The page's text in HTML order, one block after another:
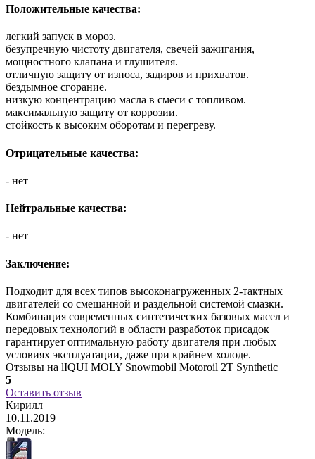
Положительные качества:
легкий запуск в мороз.
безупречную чистоту двигателя, свечей зажигания,
мощностного клапана и глушителя.
отличную защиту от износа, задиров и прихватов.
бездымное сгорание.
низкую концентрацию масла в смеси с топливом.
максимальную защиту от коррозии.
стойкость к высоким оборотам и перегреву.
Отрицательные качества:
- нет
Нейтральные качества:
- нет
Заключение:
Подходит для всех типов высоконагруженных 2-тактных
двигателей со смешанной и раздельной системой смазки.
Комбинация современных синтетических базовых масел и
передовых технологий в области разработок присадок
гарантирует оптимальную работу двигателя при любых
условиях эксплуатации, даже при крайнем холоде.
Отзывы на lIQUI MOLY Snowmobil Motoroil 2T Synthetic
5
Оставить отзыв
Кирилл
10.11.2019
Модель: